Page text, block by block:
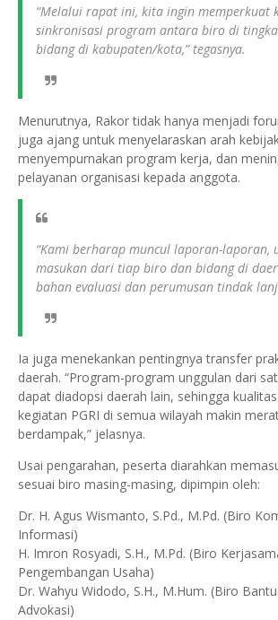
“Melalui rapat ini, kita ingin memperkuat
sinkronisasi program antara biro di
bidang di kabupaten/kota,” tegasnya.
Menurutnya, Rakor tidak hanya menjadi
juga ajang untuk menyelaraskan arah
menyempurnakan program kerja, dan
pelayanan organisasi kepada anggota.
“Kami berharap muncul laporan-laporan,
masukan dari tiap biro dan bidang di
bahan evaluasi dan perumusan tindak
Ia juga menekankan pentingnya transfer
daerah. “Program-program unggulan dari
dapat diadopsi daerah lain, sehingga
kegiatan PGRI di semua wilayah makin
berdampak,” jelasnya.
Usai pengarahan, peserta diarahkan
sesuai biro masing-masing, dipimpin oleh:
Dr. H. Agus Wismanto, S.Pd., M.Pd. (Biro
Informasi)
H. Imron Rosyadi, S.H., M.Pd. (Biro
Pengembangan Usaha)
Dr. Wahyu Widodo, S.H., M.Hum. (Biro
Advokasi)